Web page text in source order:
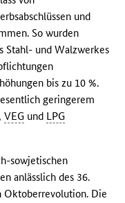
und
So wurden
Stahl- und Walzwerkes
bis zu 10 %.
geringerem
,VEG und LPG
sowjetischen
anlässlich des 36.
Oktoberrevolution. Die